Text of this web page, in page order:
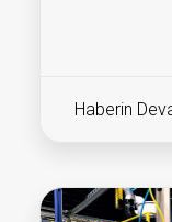
Haberin